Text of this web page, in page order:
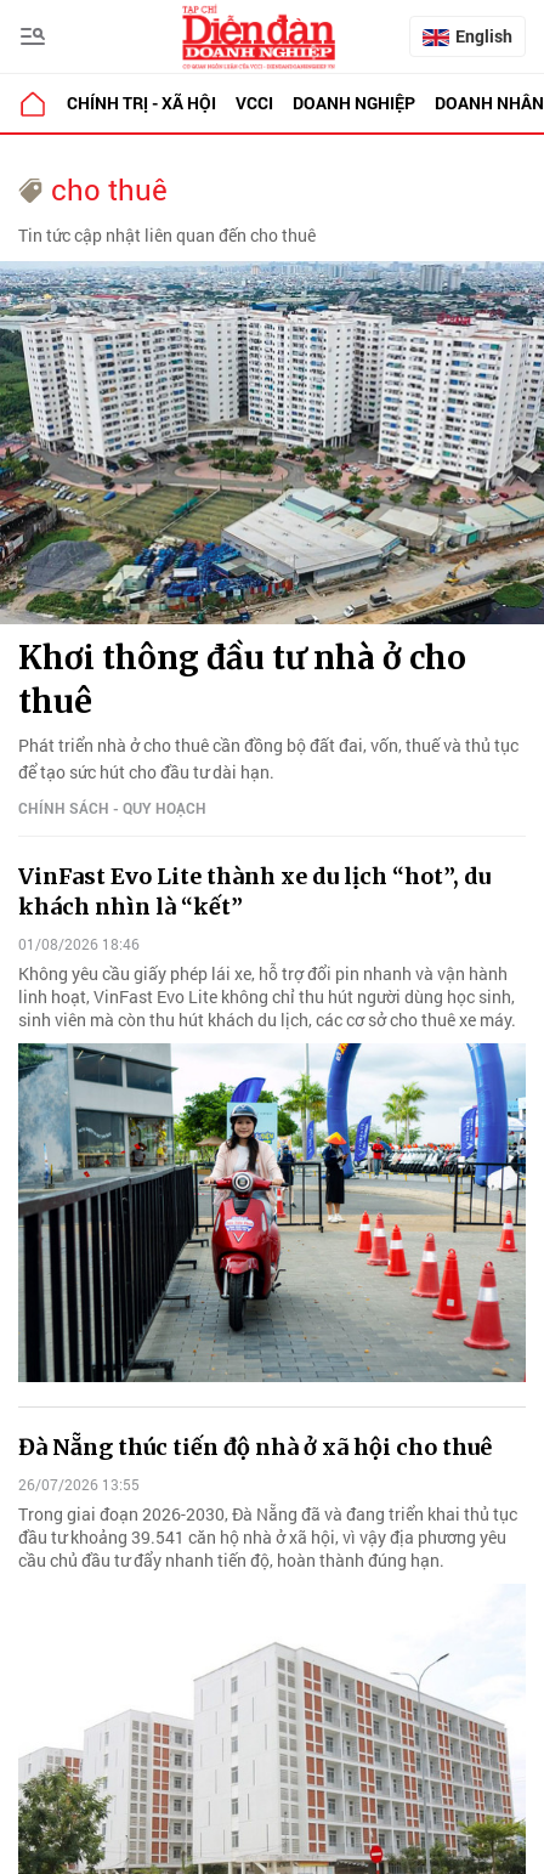
English
CHÍNH TRỊ - XÃ HỘI VCCI DOANH NGHIỆP DOANH NHÂN
cho thuê
Tin tức cập nhật liên quan đến cho thuê
Khơi thông đầu tư nhà ở cho
thuê
Phát triển nhà ở cho thuê cần đồng bộ đất đai, vốn, thuế và thủ tục
để tạo sức hút cho đầu tư dài hạn.
CHÍNH SÁCH - QUY HOẠCH
VinFast Evo Lite thành xe du lịch “hot”, du
khách nhìn là “kết”
01/08/2026 18:46
Không yêu cầu giấy phép lái xe, hỗ trợ đổi pin nhanh và vận hành
linh hoạt, VinFast Evo Lite không chỉ thu hút người dùng học sinh,
sinh viên mà còn thu hút khách du lịch, các cơ sở cho thuê xe máy.
Đà Nẵng thúc tiến độ nhà ở xã hội cho thuê
26/07/2026 13:55
Trong giai đoạn 2026-2030, Đà Nẵng đã và đang triển khai thủ tục
đầu tư khoảng 39.541 căn hộ nhà ở xã hội, vì vậy địa phương yêu
cầu chủ đầu tư đẩy nhanh tiến độ, hoàn thành đúng hạn.